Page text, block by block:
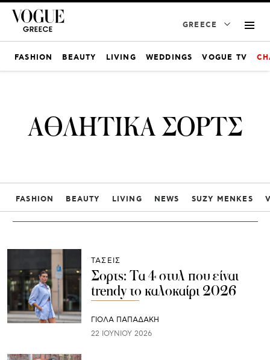
GREECE
FASHION BEAUTY LIVING WEDDINGS VOGUE TV
ΑΘΛΗΤΙΚΑ ΣΟΡΤΣ
FASHION BEAUTY LIVING NEWS SUZY MENKES
ΤΑΣΕΙΣ
Σορτς: Τα 4 στυλ που είναι
trendy το καλοκαίρι 2026
ΓΙΌΛΑ ΠΑΠΑΔΆΚΗ
22 ΙΟΥΝΊΟΥ 2026